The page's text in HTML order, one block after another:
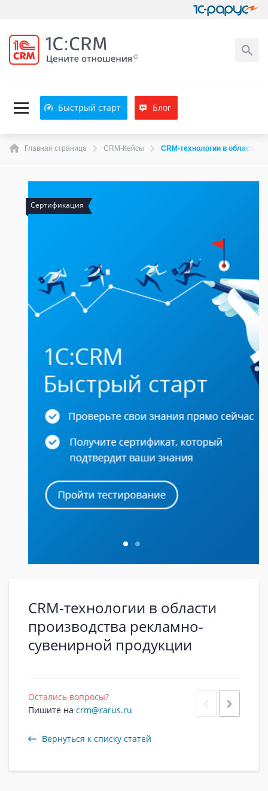
Быстрый старт Блог
Главная страница CRM-Кейсы CRM-технологии в области
CRM-технологии в области
производства рекламно-
сувенирной продукции
Остались вопросы?
Пишите на crm@rarus.ru
Вернуться к списку статей
Сертификация